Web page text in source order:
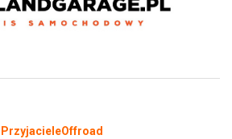
PrzyjacieleOffroad